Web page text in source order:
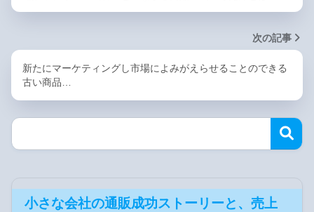
次の記事
新たにマーケティングし市場によみがえらせることのできる
古い商品…
小さな会社の通販成功ストーリーと、売上